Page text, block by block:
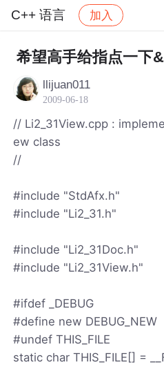
C++ 语言 加入
社区 C++ 语言 帖子详
希望高手给指点一下
llijuan011
2009-06-18
// Li2_31View.cpp :
ew class
//
#include "StdAfx.h"
#include "Li2_31.h"
#include "Li2_31Doc.h"
#include "Li2_31View.h"
#ifdef _DEBUG
#define new DEBUG_NEW
#undef THIS_FILE
static char THIS_FILE[] =